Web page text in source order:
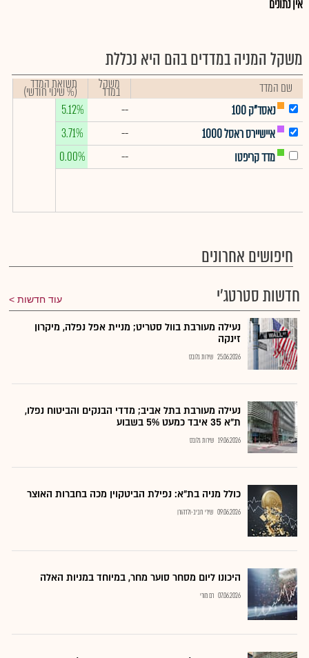
אין נתונים
משקל המניה במדדים בהם היא נכללת
שם המדד משקל
במדד תשואת המדד
(% שינוי חודשי)
נאסד"ק 100
--
5.12%
איישיירס ראסל 1000
--
3.71%
מדד קריפטו
--
0.00%
חיפושים אחרונים
חדשות סטרטג'י
עוד חדשות
נעילה מעורבת בוול סטריט; מניית אפל נפלה, מיקרון
זינקה
25.06.2026 שירות גלובס
נעילה מעורבת בתל אביב; מדדי הבנקים והביטוח נפלו,
ת"א 35 איבד כמעט 5% בשבוע
19.06.2026 שירות גלובס
כולל מניה בת"א: נפילת הביטקוין מכה בחברות האוצר
09.06.2026 שירי חביב-ולדהורן
היכונו ליום מסחר סוער מחר, במיוחד במניות האלה
07.06.2026 רם מורי